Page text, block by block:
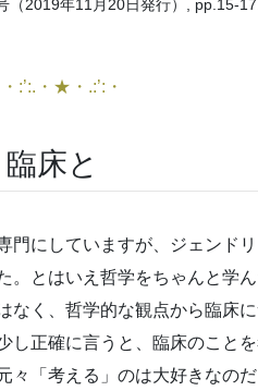
（2019年11月20日発行）, pp.15-
・:’:.・★・.:’:・
床と
門にしていますが、ジェンド
とはいえ哲学をちゃんと学ん
なく、哲学的な観点から臨床
し正確に言うと、臨床のこと
々「考える」のは大好きなの